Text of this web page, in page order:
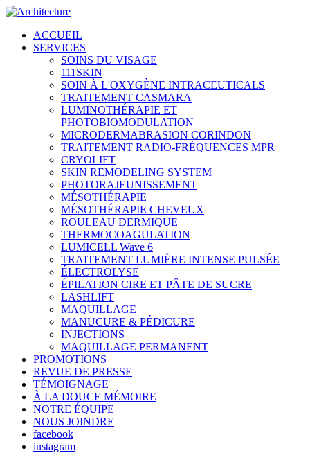
ACCUEIL
SERVICES
SOINS DU VISAGE
111SKIN
SOIN À L'OXYGÈNE INTRACEUTICALS
TRAITEMENT CASMARA
LUMINOTHÉRAPIE ET
PHOTOBIOMODULATION
MICRODERMABRASION CORINDON
TRAITEMENT RADIO-FRÉQUENCES MPR
CRYOLIFT
SKIN REMODELING SYSTEM
PHOTORAJEUNISSEMENT
MÉSOTHÉRAPIE
MÉSOTHÉRAPIE CHEVEUX
ROULEAU DERMIQUE
THERMOCOAGULATION
LUMICELL Wave 6
TRAITEMENT LUMIÈRE INTENSE PULSÉE
ÉLECTROLYSE
ÉPILATION CIRE ET PÂTE DE SUCRE
LASHLIFT
MAQUILLAGE
MANUCURE & PÉDICURE
INJECTIONS
MAQUILLAGE PERMANENT
PROMOTIONS
REVUE DE PRESSE
TÉMOIGNAGE
À LA DOUCE MÉMOIRE
NOTRE ÉQUIPE
NOUS JOINDRE
facebook
instagram